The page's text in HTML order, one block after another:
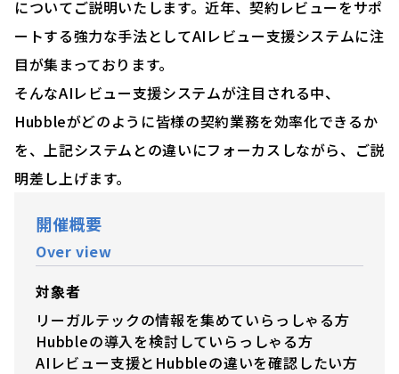
についてご説明いたします。近年、契約レビューをサポ
ートする強力な手法としてAIレビュー支援システムに注
目が集まっております。
そんなAIレビュー支援システムが注目される中、
Hubbleがどのように皆様の契約業務を効率化できるか
を、上記システムとの違いにフォーカスしながら、ご説
明差し上げます。
開催概要
Over view
対象者
リーガルテックの情報を集めていらっしゃる方
Hubbleの導入を検討していらっしゃる方
AIレビュー支援とHubbleの違いを確認したい方